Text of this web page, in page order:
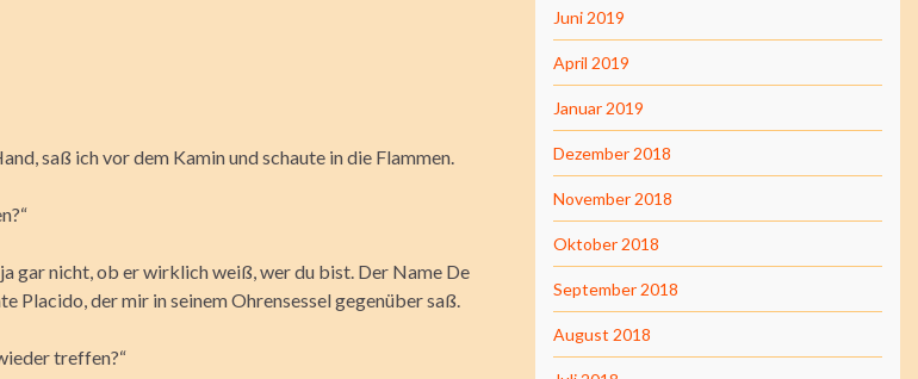
saß ich vor dem Kamin und schaute in die Flammen.
gar nicht, ob er wirklich weiß, wer du bist. Der Name De
Placido, der mir in seinem Ohrensessel gegenüber saß.
treffen?“
Juni 2019
April 2019
Januar 2019
Dezember 2018
November 2018
Oktober 2018
September 2018
August 2018